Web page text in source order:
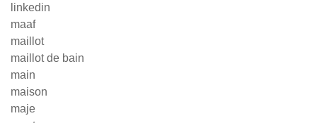
linkedin
maaf
maillot
maillot de bain
main
maison
maje